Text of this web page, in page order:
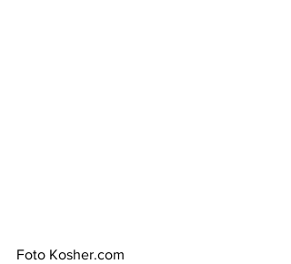
Foto Kosher.com